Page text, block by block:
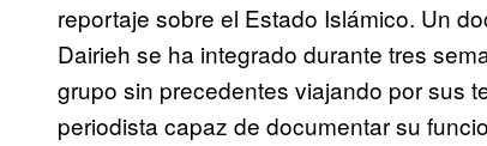
reportaje sobre el Estado Islámico. Un
Dairieh se ha integrado durante tres
grupo sin precedentes viajando por sus
periodista capaz de documentar su